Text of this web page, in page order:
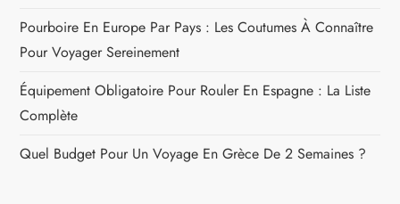
Pourboire En Europe Par Pays : Les Coutumes À Connaître
Pour Voyager Sereinement
Équipement Obligatoire Pour Rouler En Espagne : La Liste
Complète
Quel Budget Pour Un Voyage En Grèce De 2 Semaines ?